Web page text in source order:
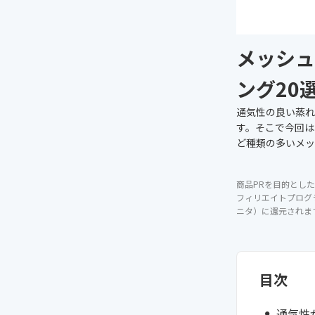
メッシ
ング20
通気性の良い蒸
す。そこで今回
ど種類の多いメ
商品PRを目的とし
フィリエイトプロ
ニタ）に還元されま
目次